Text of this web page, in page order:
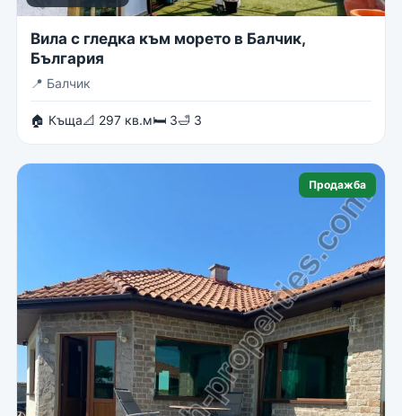
Вила с гледка към морето в Балчик,
България
📍 Балчик
🏠 Къща📐 297 кв.м🛏 3🛁 3
Продажба